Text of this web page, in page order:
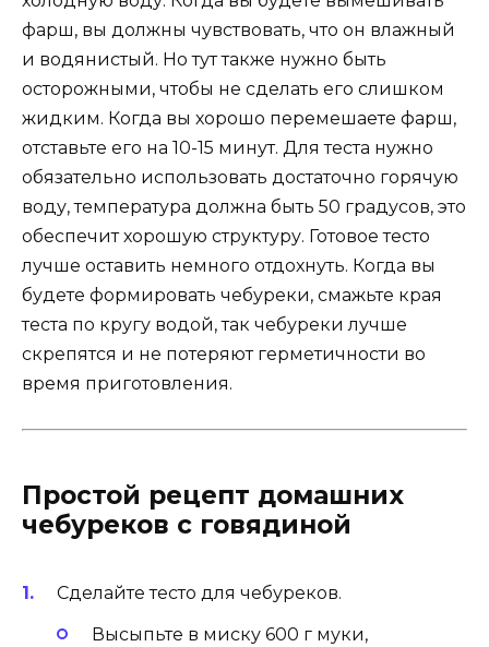
фарш, вы должны чувствовать, что он влажный
и водянистый. Но тут также нужно быть
осторожными, чтобы не сделать его слишком
жидким. Когда вы хорошо перемешаете фарш,
отставьте его на 10-15 минут. Для теста нужно
обязательно использовать достаточно горячую
воду, температура должна быть 50 градусов, это
обеспечит хорошую структуру. Готовое тесто
лучше оставить немного отдохнуть. Когда вы
будете формировать чебуреки, смажьте края
теста по кругу водой, так чебуреки лучше
скрепятся и не потеряют герметичности во
время приготовления.
Простой рецепт домашних
чебуреков с говядиной
Сделайте тесто для чебуреков.
Высыпьте в миску 600 г муки,